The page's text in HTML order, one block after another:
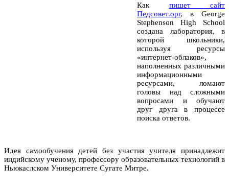
Как пишет сайт
Педсовет.орг, в George
Stephenson High School
создана лаборатория, в
которой школьники,
используя ресурсы
«интернет-облаков»,
наполненных различными
информационными
ресурсами, ломают
головы над сложными
вопросами и обучают
друг друга в процессе
поиска ответов.
Идея самообучения детей без участия учителя принадлежит
индийскому ученому, профессору образовательных технологий в
Ньюкаслском Университете Сугате Митре.